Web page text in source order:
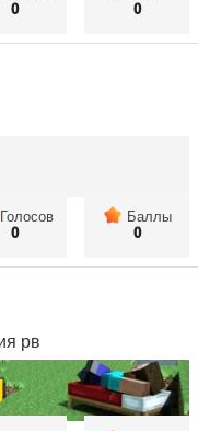
0
0
0
Баллы
0
рв